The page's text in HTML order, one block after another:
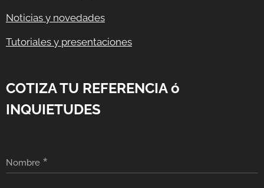
Noticias y novedades
Tutoriales y presentaciones
COTIZA TU REFERENCIA ó
INQUIETUDES
Nombre